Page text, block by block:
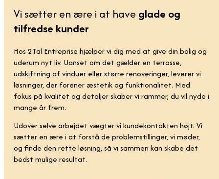
Vi sætter en ære i at have glade og
tilfredse kunder
Hos 2Tal Entreprise hjælper vi dig med at give din bolig og
uderum nyt liv. Uanset om det gælder en terrasse,
udskiftning af vinduer eller større renoveringer, leverer vi
løsninger, der forener æstetik og funktionalitet. Med
fokus på kvalitet og detaljer skaber vi rammer, du vil nyde i
mange år frem.
Udover selve arbejdet vægter vi kundekontakten højt. Vi
sætter en ære i at forstå de problemstillinger, vi møder,
og finde den rette løsning, så vi sammen kan skabe det
bedst mulige resultat.